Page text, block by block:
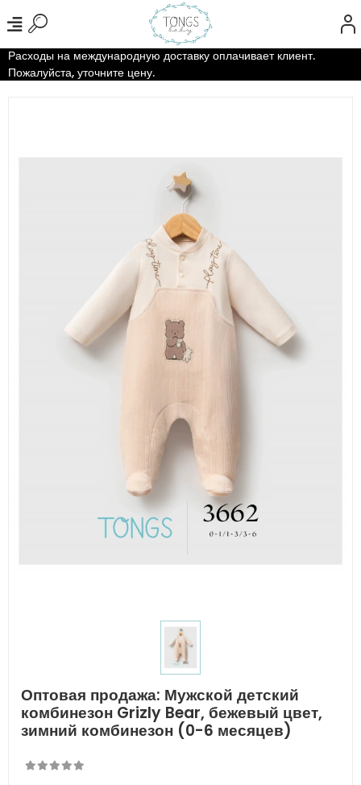
Расходы на международную доставку оплачивает клиент.
Пожалуйста, уточните цену.
Оптовая продажа: Мужской детский
комбинезон Grizly Bear, бежевый цвет,
зимний комбинезон (0-6 месяцев)